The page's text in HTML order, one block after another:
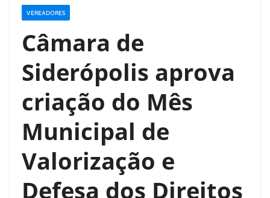
VEREADORES
Câmara de
Siderópolis aprova
criação do Mês
Municipal de
Valorização e
Defesa dos Direitos